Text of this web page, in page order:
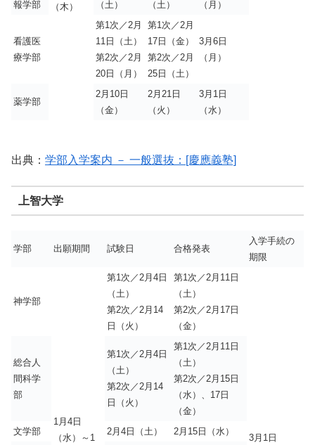
（木）
報学部
（土）
（土）
（月）
看護医
療学部
第1次／2月
11日（土）
第2次／2月
20日（月）
第1次／2月
17日（金）
第2次／2月
25日（土）
3月6日
（月）
薬学部
2月10日
（金）
2月21日
（火）
3月1日
（水）
出典： 学部入学案内 － 一般選抜：[慶應義塾]
上智大学
学部 出願期間 試験日 合格発表
入学手続の
期限
神学部
1月4日
（水）～1
第1次／2月4日
（土）
第2次／2月14
日（火）
第1次／2月11日
（土）
第2次／2月17日
（金）
3月1日
総合人
間科学
部
第1次／2月4日
（土）
第2次／2月14
日（火）
第1次／2月11日
（土）
第2次／2月15日
（水）、17日
（金）
文学部
2月4日（土）
2月15日（水）